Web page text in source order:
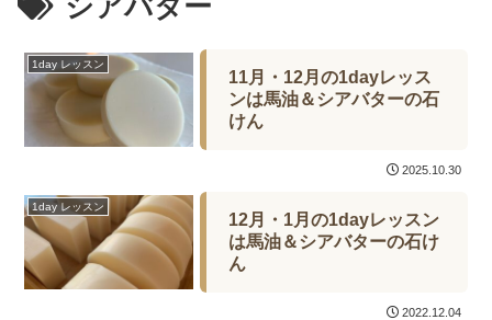
1day レッスン
11月・12月の1dayレッス
ンは馬油＆シアバターの石
けん
2025.10.30
1day レッスン
12月・1月の1dayレッスン
は馬油＆シアバターの石け
ん
2022.12.04